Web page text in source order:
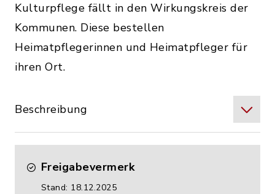
Kulturpflege fällt in den Wirkungskreis der
Kommunen. Diese bestellen
Heimatpflegerinnen und Heimatpfleger für
ihren Ort.
Beschreibung
Freigabevermerk
Stand: 18.12.2025